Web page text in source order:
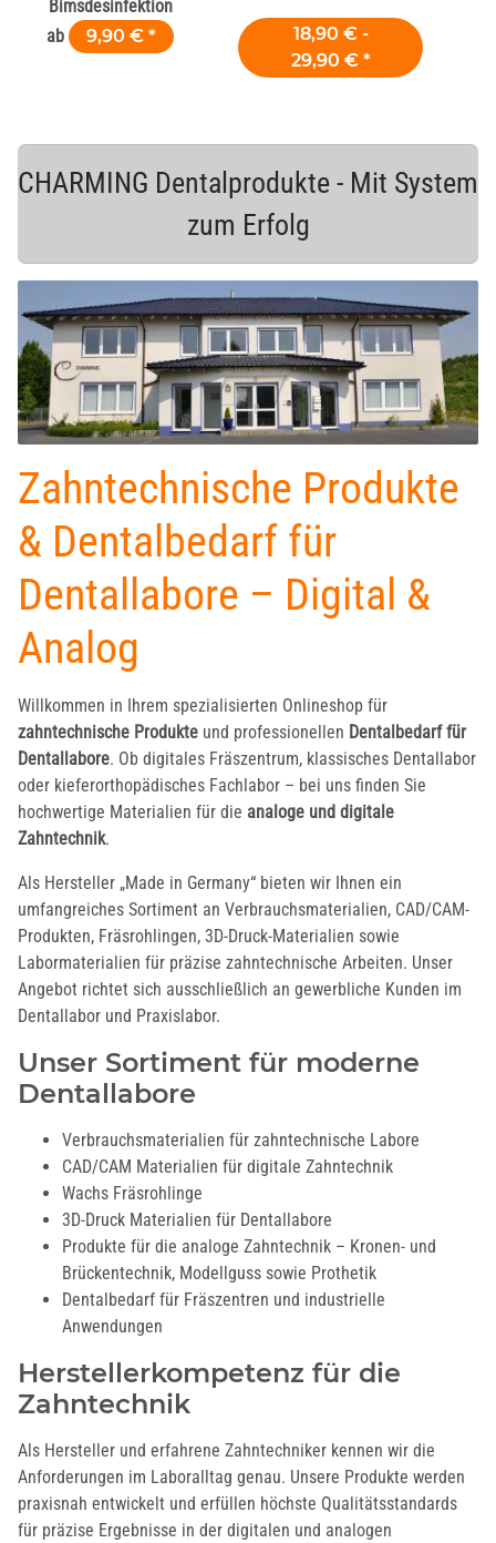
Bimsdesinfektion
ab
9,90 € *
18,90 € -
29,90 € *
CHARMING Dentalprodukte - Mit System
zum Erfolg
Zahntechnische Produkte
& Dentalbedarf für
Dentallabore – Digital &
Analog
Willkommen in Ihrem spezialisierten Onlineshop für
zahntechnische Produkte und professionellen Dentalbedarf für
Dentallabore. Ob digitales Fräszentrum, klassisches Dentallabor
oder kieferorthopädisches Fachlabor – bei uns finden Sie
hochwertige Materialien für die analoge und digitale
Zahntechnik.
Als Hersteller „Made in Germany“ bieten wir Ihnen ein
umfangreiches Sortiment an Verbrauchsmaterialien, CAD/CAM-
Produkten, Fräsrohlingen, 3D-Druck-Materialien sowie
Labormaterialien für präzise zahntechnische Arbeiten. Unser
Angebot richtet sich ausschließlich an gewerbliche Kunden im
Dentallabor und Praxislabor.
Unser Sortiment für moderne
Dentallabore
Verbrauchsmaterialien für zahntechnische Labore
CAD/CAM Materialien für digitale Zahntechnik
Wachs Fräsrohlinge
3D-Druck Materialien für Dentallabore
Produkte für die analoge Zahntechnik – Kronen- und
Brückentechnik, Modellguss sowie Prothetik
Dentalbedarf für Fräszentren und industrielle
Anwendungen
Herstellerkompetenz für die
Zahntechnik
Als Hersteller und erfahrene Zahntechniker kennen wir die
Anforderungen im Laboralltag genau. Unsere Produkte werden
praxisnah entwickelt und erfüllen höchste Qualitätsstandards
für präzise Ergebnisse in der digitalen und analogen